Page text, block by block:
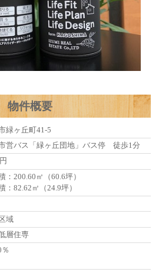
物件概要
緑ヶ丘町41-5
営バス「緑ヶ丘団地」バス停 徒歩1分
：200.60㎡（60.6坪）
：82.62㎡（24.9坪）
域
層住専